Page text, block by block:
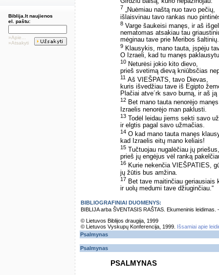
Biblija.lt naujienos
el. paštu:
»Apie...
»Atsakyti
7 „Nuėmiau naštą nuo tavo pečių,
išlaisvinau tavo rankas nuo
8 Varge šaukeisi manęs, ir aš
nematomas atsakiau tau
mėginau tave prie Meribos
9 Klausykis, mano tauta, įspėju
O Izraeli, kad tu manęs
10 Neturėsi jokio kito dievo,
prieš svetimą dievą kniūbsčias
11 Aš VIEŠPATS, tavo Dievas,
kuris išvedžiau tave iš Egipto
Plačiai atve´rk savo burną, ir aš
12 Bet mano tauta nenorėjo
Izraelis nenorėjo man paklusti.
13 Todėl leidau jiems sekti savo
ir elgtis pagal savo užmačias.
14 O kad mano tauta manęs
kad Izraelis eitų mano keliais!
15 Tučtuojau nugalėčiau jų priešus,
prieš jų engėjus vėl ranką
16 Kurie nekenčia VIEŠPATIES,
jų žūtis bus amžina.
17 Bet tave maitinčiau geriausiais
ir uolų medumi tave džiuginčiau.“
BIBLIOGRAFINIAI DUOMENYS:
BIBLIJA arba ŠVENTASIS RAŠTAS. Ekumeninis
© Lietuvos Biblijos draugija, 1999
© Lietuvos Vyskupų Konferencija, 1999.
Išsamiai apie
Psalmynas
Psalmynas
PSALMYNAS